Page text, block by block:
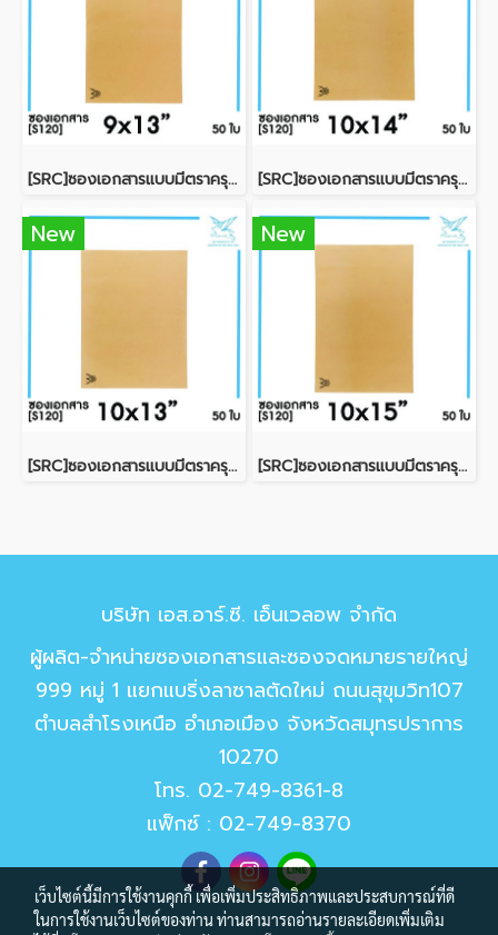
[SRC]ซองเอกสารแบบมีตราครุฑ 9x13"(S120) [SRC]ซองเอกสารแบบมีตราครุฑ 10x14"(S120)
New
[SRC]ซองเอกสารแบบมีตราครุฑ 10x13"(S120)
New
[SRC]ซองเอกสารแบบมีตราครุฑ 10x15"(S120)
บริษัท เอส.อาร์.ซี. เอ็นเวลอพ จำกัด
ผู้ผลิต-จำหน่ายซองเอกสารและซองจดหมายรายใหญ่
999 หมู่ 1 แยกแบริ่งลาซาลตัดใหม่ ถนนสุขุมวิท107
ตำบลสำโรงเหนือ อำเภอเมือง จังหวัดสมุทรปราการ
10270
โทร. 02-749-8361-8
แฟ็กซ์ : 02-749-8370
เว็บไซต์นี้มีการใช้งานคุกกี้ เพื่อเพิ่มประสิทธิภาพและประสบการณ์ที่ดี
ในการใช้งานเว็บไซต์ของท่าน ท่านสามารถอ่านรายละเอียดเพิ่มเติม